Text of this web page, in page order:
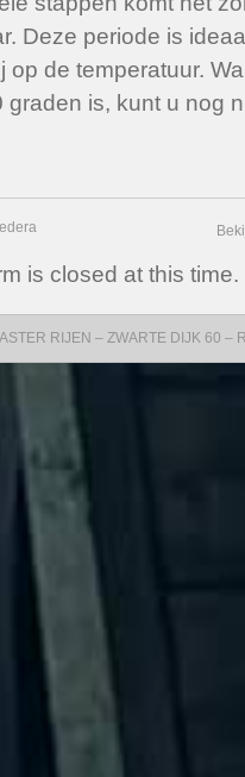
Deze periode is
op de temperatuur.
graden is, kunt u nog
is closed at this time.
RIJEN – ZWARTE DIJK 60 –